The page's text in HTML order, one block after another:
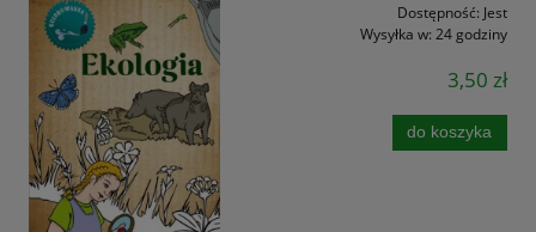
Dostępność: Jest
Wysyłka w: 24 godziny
3,50 zł
do koszyka